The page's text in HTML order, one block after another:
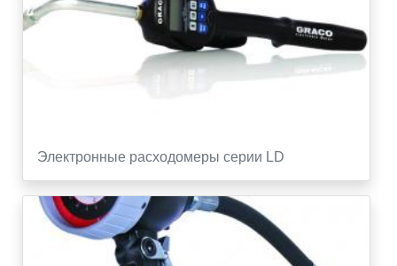
Электронные расходомеры серии LD